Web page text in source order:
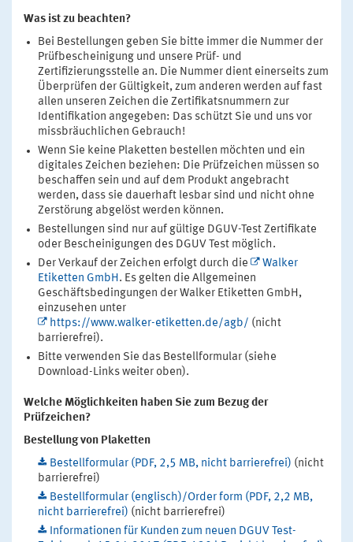
Was ist zu beachten?
Bei Bestellungen geben Sie bitte immer die Nummer der
Prüfbescheinigung und unsere Prüf- und
Zertifizierungsstelle an. Die Nummer dient einerseits zum
Überprüfen der Gültigkeit, zum anderen werden auf fast
allen unseren Zeichen die Zertifikatsnummern zur
Identifikation angegeben: Das schützt Sie und uns vor
missbräuchlichen Gebrauch!
Wenn Sie keine Plaketten bestellen möchten und ein
digitales Zeichen beziehen: Die Prüfzeichen müssen so
beschaffen sein und auf dem Produkt angebracht
werden, dass sie dauerhaft lesbar sind und nicht ohne
Zerstörung abgelöst werden können.
Bestellungen sind nur auf gültige DGUV-Test Zertifikate
oder Bescheinigungen des DGUV Test möglich.
Der Verkauf der Zeichen erfolgt durch die
Walker
Etiketten GmbH. Es gelten die Allgemeinen
Geschäftsbedingungen der Walker Etiketten GmbH,
einzusehen unter
https://www.walker-etiketten.de/agb/ (nicht
barrierefrei).
Bitte verwenden Sie das Bestellformular (siehe
Download-Links weiter oben).
Welche Möglichkeiten haben Sie zum Bezug der
Prüfzeichen?
Bestellung von Plaketten
Bestellformular (PDF, 2,5 MB, nicht barrierefrei) (nicht
barrierefrei)
Bestellformular (englisch)/Order form (PDF, 2,2 MB,
nicht barrierefrei) (nicht barrierefrei)
Informationen für Kunden zum neuen DGUV Test-